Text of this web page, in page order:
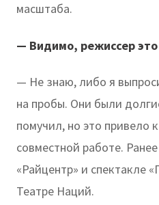
масштаба.
— Видимо, режиссер это
— Не знаю, либо я
на пробы. Они были
помучил, но это привело
совместной работе.
«Райцентр» и спектакле
Театре Наций.